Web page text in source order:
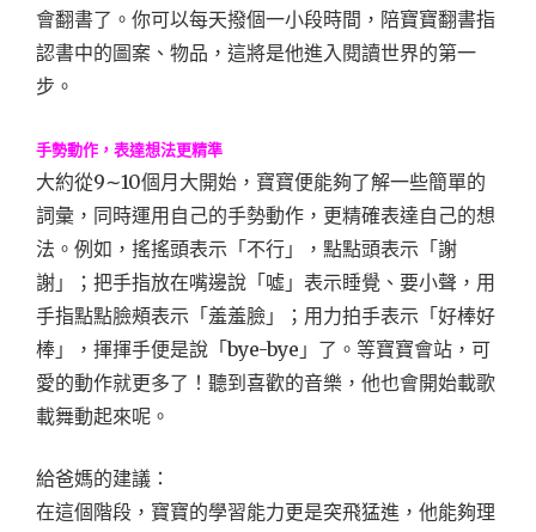
會翻書了。你可以每天撥個一小段時間，陪寶寶翻書指
認書中的圖案、物品，這將是他進入閱讀世界的第一
步。
手勢動作，表達想法更精準
大約從9∼10個月大開始，寶寶便能夠了解一些簡單的
詞彙，同時運用自己的手勢動作，更精確表達自己的想
法。例如，搖搖頭表示「不行」，點點頭表示「謝
謝」；把手指放在嘴邊說「噓」表示睡覺、要小聲，用
手指點點臉頰表示「羞羞臉」；用力拍手表示「好棒好
棒」，揮揮手便是說「bye-bye」了。等寶寶會站，可
愛的動作就更多了！聽到喜歡的音樂，他也會開始載歌
載舞動起來呢。
給爸媽的建議：
在這個階段，寶寶的學習能力更是突飛猛進，他能夠理